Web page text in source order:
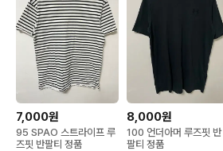
7,000원
95 SPAO 스트라이프 루
즈핏 반팔티 정품
8,000원
100 언더아머 루즈핏 반
팔티 정품